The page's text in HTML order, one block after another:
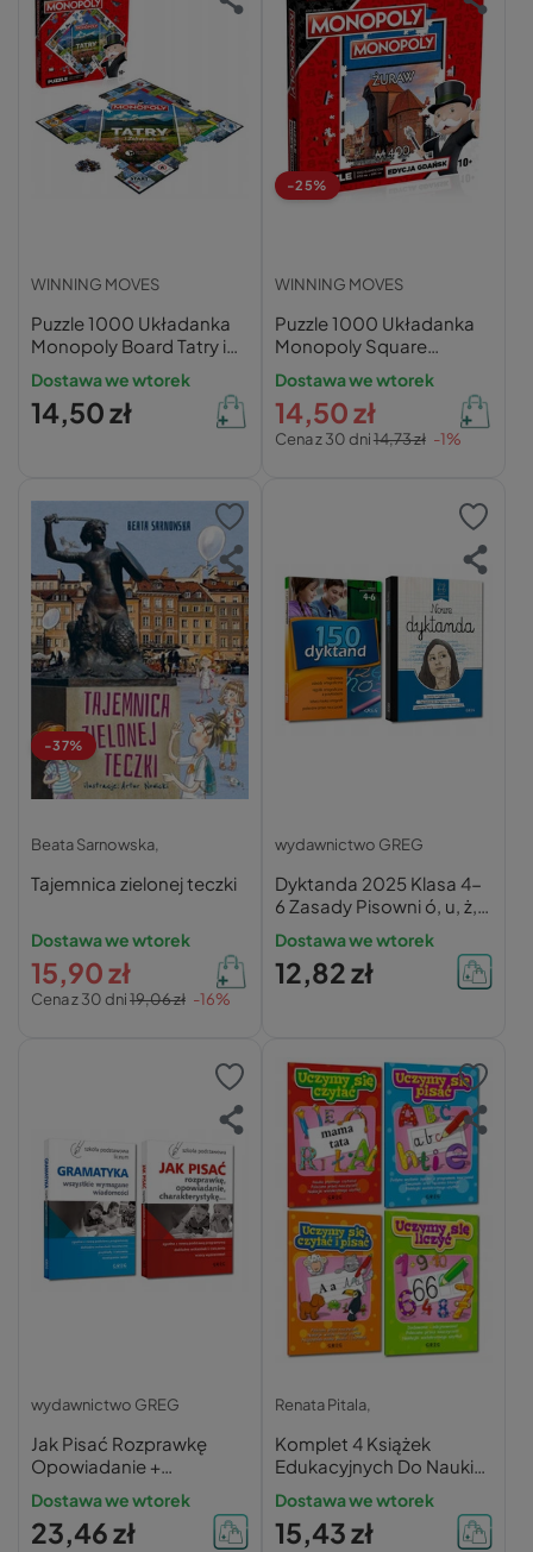
WINNING MOVES
Puzzle 1000 Układanka
Monopoly Board Tatry i
Zakopane 10+ Winning
Moves
Dostawa we wtorek
14,50 zł
-25%
WINNING MOVES
Puzzle 1000 Układanka
Monopoly Square
Gdańsk Żuraw 10+
Winning Moves
Dostawa we wtorek
Cena z 30 dni14,73 zł -1%
14,50 zł
-37%
Beata Sarnowska,
Tajemnica zielonej teczki
Dostawa we wtorek
Cena z 30 dni19,06 zł -16%
15,90 zł
wydawnictwo GREG
Dyktanda 2025 Klasa 4-
6 Zasady Pisowni ó, u, ż,
rz, h, ch Ortografia
Dostawa we wtorek
12,82 zł
wydawnictwo GREG
Jak Pisać Rozprawkę
Opowiadanie +
Gramatyka GREG
Dostawa we wtorek
23,46 zł
Renata Pitala,
Komplet 4 Książek
Edukacyjnych Do Nauki
CZYTANIA LICZENIA
PISANIA Greg
Dostawa we wtorek
15,43 zł